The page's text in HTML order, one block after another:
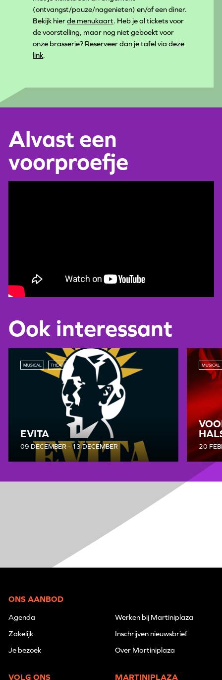
(ontvangst/pauze/nagenieten) en/of een diner.
Bekijk hierde menukaart. Heb je al tickets voor
de voorstelling, maar nog niet geboekt voor
onze brasserie? Reserveer dan je tafel viadeze
link.
Alvast een
voorproefje
Ook interessant
MUSICAL THEATER
EVITA
09 DECEMBER - 13 DECEMBER
MUSICAL
20
ONS AANBOD
Agenda
Zakelijk
Je bezoek
Werken bij Martiniplaza
Inschrijven nieuwsbrief
Over Martiniplaza
VOLG ONS MARTINIPLAZA